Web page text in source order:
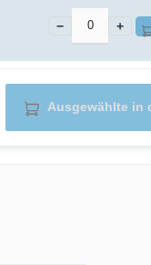
− +
Ausgewählte in